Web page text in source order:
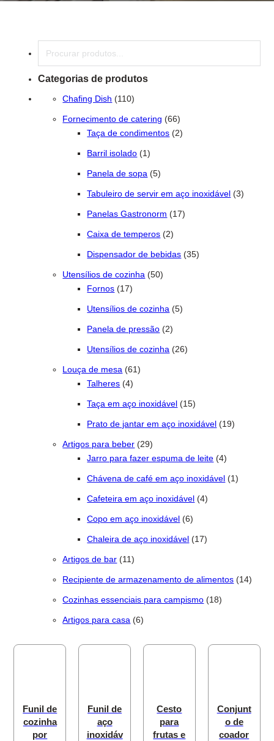
Categorias de produtos
Chafing Dish 110110 produtos
Fornecimento de catering 6666 produtos
Taça de condimentos
22 produtos
Barril isolado 11 produto
Panela de sopa 55 produtos
Tabuleiro de servir em aço inoxidável 33
Panelas Gastronorm 1717 produtos
Caixa de temperos 22 produtos
Dispensador de bebidas 3535 produtos
Utensílios de cozinha 5050 produtos
Fornos
1717 produtos
Utensílios de cozinha 55 produtos
Panela de pressão 22 produtos
Utensílios de cozinha 2626 produtos
Louça de mesa 6161 produtos
Talheres 44 produtos
Taça em aço inoxidável 1515 produtos
Prato de jantar em aço inoxidável 1919
Artigos para beber 2929 produtos
Jarro para fazer espuma de leite 44 produtos
Chávena de café em aço inoxidável 11 produto
Cafeteira em aço inoxidável 44 produtos
Copo em aço inoxidável 66 produtos
Chaleira de aço inoxidável 1717 produtos
Artigos de bar 1111 produtos
Recipiente de armazenamento de alimentos 1414
Cozinhas essenciais para campismo 1818 produtos
Artigos para casa 66 produtos
Funil de
cozinha
por
Funil de
aço
inoxidáv
Cesto
para
frutas e
Conjunt
o de
coador